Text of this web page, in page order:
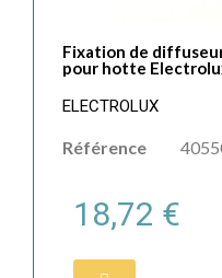
Fixation de
pour hotte
ELECTROLUX
Référence
18,72 €